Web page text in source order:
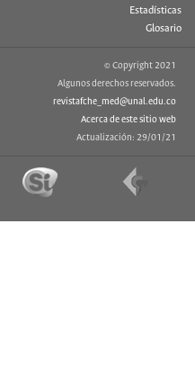
Estadísticas
Glosario
© Copyright 2021
Algunos derechos reservados.
revistafche_med@unal.edu.co
Acerca de este sitio web
Actualización: 29/01/21